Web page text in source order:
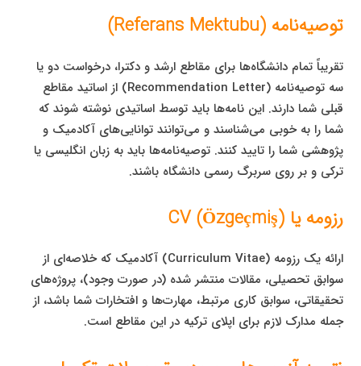
توصیه‌نامه (Referans Mektubu)
تقریباً تمام دانشگاه‌ها برای مقاطع ارشد و دکترا، درخواست دو یا
سه توصیه‌نامه (Recommendation Letter) از اساتید مقاطع
قبلی شما دارند. این نامه‌ها باید توسط اساتیدی نوشته شوند که
شما را به خوبی می‌شناسند و می‌توانند توانایی‌های آکادمیک و
پژوهشی شما را تایید کنند. توصیه‌نامه‌ها باید به زبان انگلیسی یا
ترکی و بر روی سربرگ رسمی دانشگاه باشند.
رزومه یا CV (Özgeçmiş)
ارائه یک رزومه (Curriculum Vitae) آکادمیک که خلاصه‌ای از
سوابق تحصیلی، مقالات منتشر شده (در صورت وجود)، پروژه‌های
تحقیقاتی، سوابق کاری مرتبط، مهارت‌ها و افتخارات شما باشد، از
جمله مدارک لازم برای اپلای ترکیه در این مقاطع است.